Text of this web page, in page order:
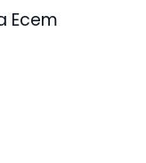
Ecem